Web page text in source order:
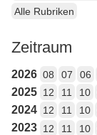
Alle Rubriken
Zeitraum
2026 08 07 06
2025 12 11 10
2024 12 11 10
2023 12 11 10